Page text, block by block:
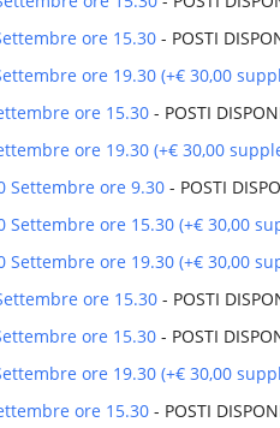
ore 15.30 - POSTI
ore 19.30 (+€ 30,00
ore 15.30 - POSTI
ore 19.30 (+€ 30,00
Settembre ore 9.30 - POSTI
ore 15.30 (+€ 30,00
ore 19.30 (+€ 30,00
ore 15.30 - POSTI
ore 15.30 - POSTI
ore 19.30 (+€ 30,00
ore 15.30 - POSTI